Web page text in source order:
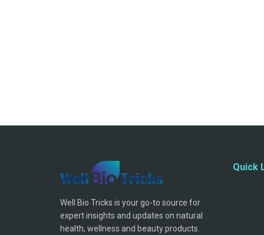
Well Bio Tricks is your go-to source for
expert insights and updates on natural
health, wellness and beauty products.
Quick